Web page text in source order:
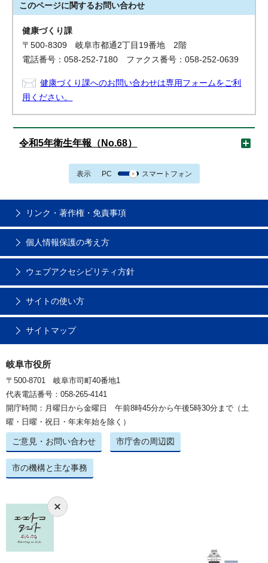
このページに関するお問い合わせ
健康づくり課
〒500-8309 岐阜市都通2丁目19番地 2階
電話番号：058-252-7180 ファクス番号：058-252-0639
健康づくり課へのお問い合わせは専用フォームをご利
用ください。
令和5年衛生年報（No.68）
表示 PC スマートフォン
リンク・著作権・免責事項
個人情報保護の考え方
ウェブアクセシビリティ方針
サイトの使い方
サイトマップ
岐阜市役所
〒500-8701 岐阜市司町40番地1
代表電話番号：058-265-4141
開庁時間：月曜日から金曜日 午前8時45分から午後5時30分まで（土
曜・日曜・祝日・年末年始を除く）
ご意見・お問い合わせ 市庁舎の周辺図
市の機構と主な事務